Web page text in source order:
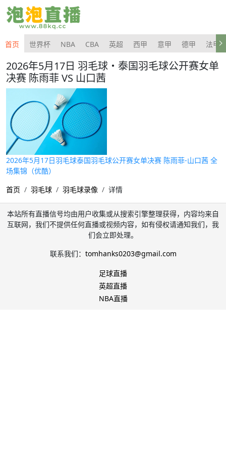
首页 世界杯 NBA CBA 英超 西甲 意甲 德甲 法甲
2026年5月17日 羽毛球・泰国羽毛球公开赛女单
决赛 陈雨菲 VS 山口茜
2026年5月17日羽毛球泰国羽毛球公开赛女单决赛 陈雨菲-山口茜 全
场集锦（优酷）
首页
羽毛球 羽毛球录像 详情
本站所有直播信号均由用户收集或从搜索引擎整理获得，内容均来自
互联网，我们不提供任何直播或视频内容，如有侵权请通知我们，我
们会立即处理。
联系我们： tomhanks0203@gmail.com
足球直播
英超直播
NBA直播